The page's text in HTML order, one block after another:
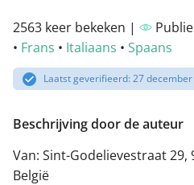
2563 keer bekeken |
• Frans • Italiaans • Spaans
Laatst geverifieerd: 27 december
Beschrijving door de auteur
Van: Sint-Godelievestraat 29,
België